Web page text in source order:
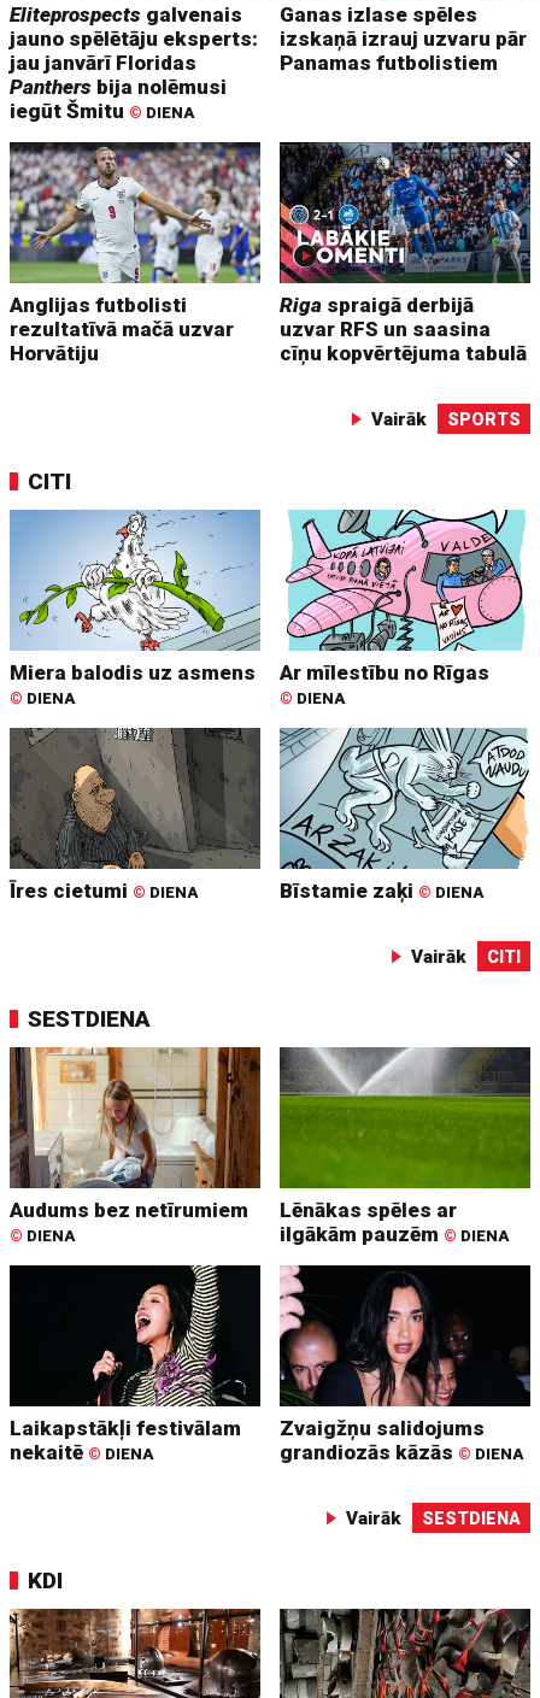
Eliteprospects galvenais
jauno spēlētāju eksperts:
jau janvārī Floridas
Panthers bija nolēmusi
iegūt Šmitu © DIENA
Ganas izlase spēles
izskaņā izrauj uzvaru pār
Panamas futbolistiem
Anglijas futbolisti
rezultatīvā mačā uzvar
Horvātiju
Riga spraigā derbijā
uzvar RFS un saasina
cīņu kopvērtējuma tabulā
Vairāk SPORTS
CITI
Miera balodis uz asmens
© DIENA
Ar mīlestību no Rīgas
© DIENA
Īres cietumi © DIENA Bīstamie zaķi © DIENA
Vairāk CITI
SESTDIENA
Audums bez netīrumiem
© DIENA
Lēnākas spēles ar
ilgākām pauzēm © DIENA
Laikapstākļi festivālam
nekaitē © DIENA
Zvaigžņu salidojums
grandiozās kāzās © DIENA
Vairāk SESTDIENA
KDI